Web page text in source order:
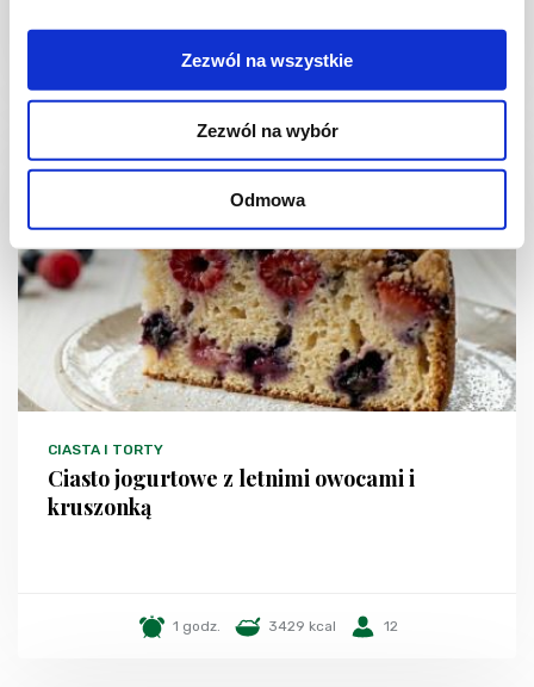
Zezwól na wszystkie
Zezwól na wybór
Odmowa
4954 kcal
CIASTA I TORTY
Ciasto jogurtowe z letnimi owocami i
kruszonką
1 godz. 3429 kcal 12